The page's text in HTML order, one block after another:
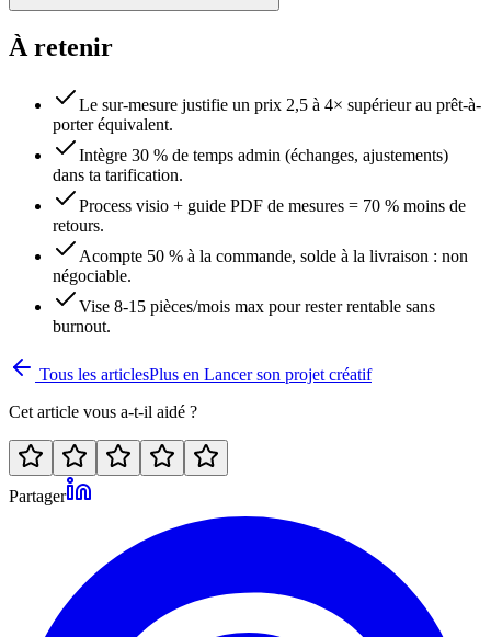
À retenir
Le sur-mesure justifie un prix 2,5 à 4× supérieur au prêt-à-
porter équivalent.
Intègre 30 % de temps admin (échanges, ajustements)
dans ta tarification.
Process visio + guide PDF de mesures = 70 % moins de
retours.
Acompte 50 % à la commande, solde à la livraison : non
négociable.
Vise 8-15 pièces/mois max pour rester rentable sans
burnout.
Tous les articlesPlus en Lancer son projet créatif
Cet article vous a-t-il aidé ?
Partager